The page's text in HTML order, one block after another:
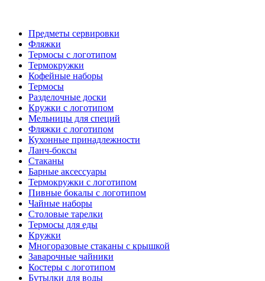
Предметы сервировки
Фляжки
Термосы с логотипом
Термокружки
Кофейные наборы
Термосы
Разделочные доски
Кружки с логотипом
Мельницы для специй
Фляжки с логотипом
Кухонные принадлежности
Ланч-боксы
Стаканы
Барные аксессуары
Термокружки с логотипом
Пивные бокалы с логотипом
Чайные наборы
Столовые тарелки
Термосы для еды
Кружки
Многоразовые стаканы с крышкой
Заварочные чайники
Костеры с логотипом
Бутылки для воды